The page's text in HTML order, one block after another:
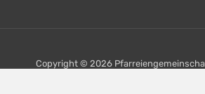
Copyright © 2026